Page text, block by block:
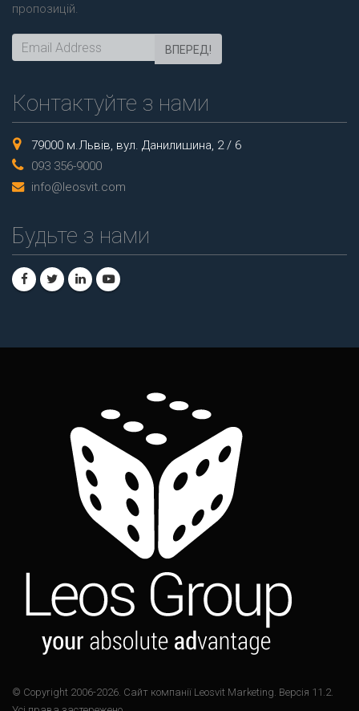
пропозицій.
ВПЕРЕД!
Контактуйте з нами
79000 м.Львів, вул. Данилишина, 2 / 6
093 356-9000
info@leosvit.com
Будьте з нами
© Copyright 2006-2026. Cайт компанії Leosvit Marketing. Версія 11.2.